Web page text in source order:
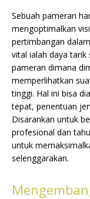
Sebuah pameran
mengoptimalkan
pertimbangan
vital ialah daya tarik
pameran dimana
memperlihatkan
tinggi. Hal ini bisa
tepat, penentuan
Disarankan untuk
profesional dan
untuk
selenggarakan.